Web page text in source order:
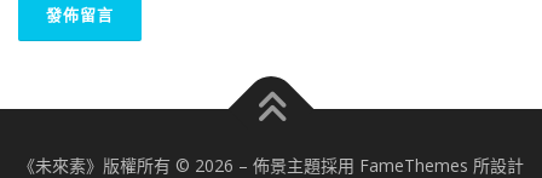
《未來素》版權所有 © 2026 – 佈景主題採用 FameThemes 所設計